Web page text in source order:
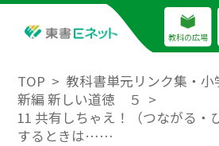
教科の広場
TOP
教科書単元リンク集・小
新編 新しい道徳 ５
11 共有しちゃえ！（つながる・
するときは……